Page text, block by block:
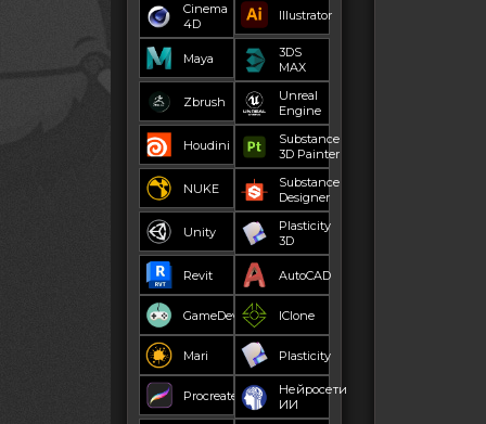
Cinema
4D
Illustrator
Maya
3DS
MAX
Zbrush
Unreal
Engine
Houdini
Substance
3D Painter
NUKE
Substance
Designer
Unity
Plasticity
3D
Revit AutoCAD
GameDev IClone
Mari Plasticity
Procreate
Нейросети
ИИ